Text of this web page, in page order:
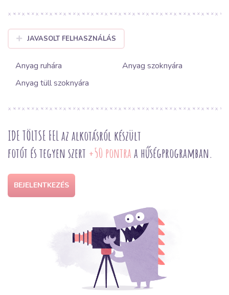
JAVASOLT FELHASZNÁLÁS
Anyag ruhára
Anyag szoknyára
Anyag tüll szoknyára
IDE TÖLTSE FEL az alkotásról készült
fotót és tegyen szert +50 pontraa hűségprogramban.
BEJELENTKEZÉS